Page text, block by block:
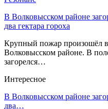
В Волковысском районе
два гектара гороха
Крупный пожар произошёл
Волковысском районе. В
загорелся…
Интересное
В Волковысском районе
два…